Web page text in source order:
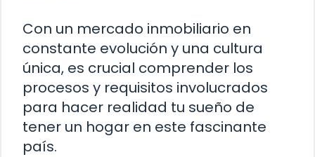
Con un mercado inmobiliario en
constante evolución y una cultura
única, es crucial comprender los
procesos y requisitos involucrados
para hacer realidad tu sueño de
tener un hogar en este fascinante
país.